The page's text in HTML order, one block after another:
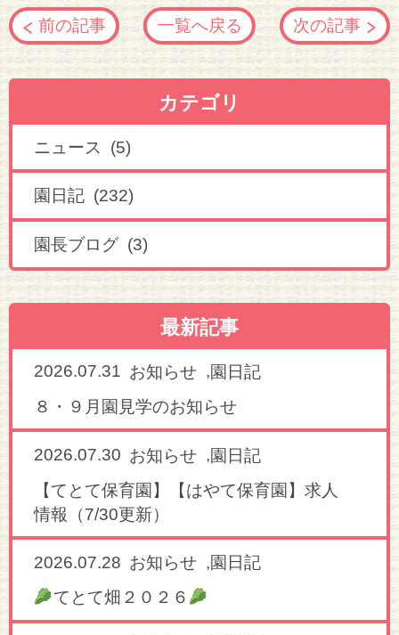
前の記事 一覧へ戻る 次の記事
カテゴリ
ニュース (5)
園日記 (232)
園長ブログ (3)
最新記事
2026.07.31 お知らせ ,園日記
８・９月園見学のお知らせ
2026.07.30 お知らせ ,園日記
【てとて保育園】【はやて保育園】求人
情報（7/30更新）
2026.07.28 お知らせ ,園日記
てとて畑２０２６